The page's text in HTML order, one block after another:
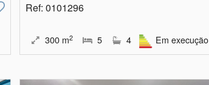
Ref: 0101296
300 m2 5 4 Em execução